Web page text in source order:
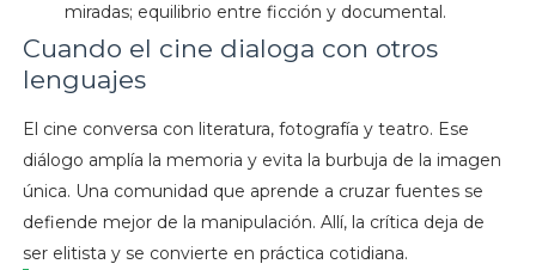
miradas; equilibrio entre ficción y documental.
Cuando el cine dialoga con otros
lenguajes
El cine conversa con literatura, fotografía y teatro. Ese
diálogo amplía la memoria y evita la burbuja de la imagen
única. Una comunidad que aprende a cruzar fuentes se
defiende mejor de la manipulación. Allí, la crítica deja de
ser elitista y se convierte en práctica cotidiana.